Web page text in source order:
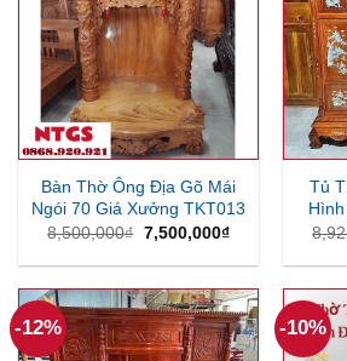
Bàn Thờ Ông Địa Gõ Mái
Ngói 70 Giá Xưởng TKT013
8,500,000₫ Giá
gốc
là:
7,500,000₫Giá
tại
7,500,000₫.
Tủ
-12% -10%